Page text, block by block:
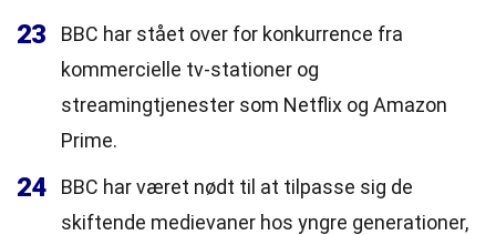
23
BBC har stået over for konkurrence fra
kommercielle tv-stationer og
streamingtjenester som Netflix og Amazon
Prime.
24
BBC har været nødt til at tilpasse sig de
skiftende medievaner hos yngre generationer,